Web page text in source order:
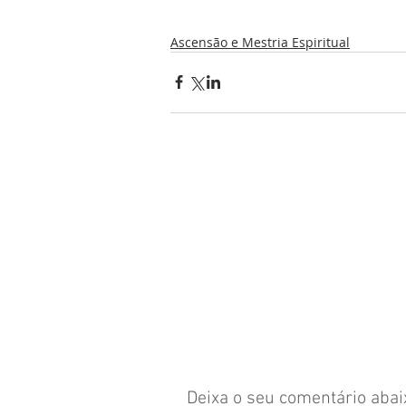
Ascensão e Mestria Espiritual
Deixa o seu comentário